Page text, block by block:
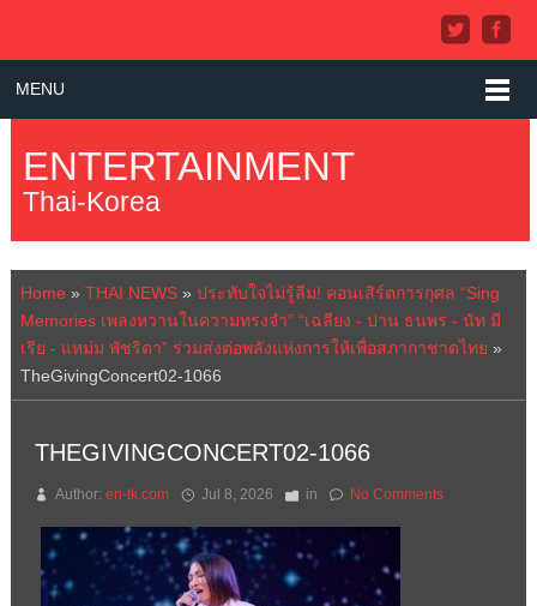
MENU
ENTERTAINMENT
Thai-Korea
Home » THAI NEWS» ประทับใจไม่รู้ลืม! คอนเสิร์ตการกุศล “Sing
Memories เพลงหวานในความทรงจำ” “เฉลียง - ปาน ธนพร - นัท มี
เรีย - แหม่ม พัชริดา” ร่วมส่งต่อพลังแห่งการให้เพื่อสภากาชาดไทย »
TheGivingConcert02-1066
THEGIVINGCONCERT02-1066
Author: en-tk.com Jul 8, 2026 in No Comments